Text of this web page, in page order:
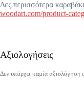
Δες περισσότερα
woodart.com/product-
Αξιολογήσεις
Δεν υπάρχει καμία αξιολόγηση